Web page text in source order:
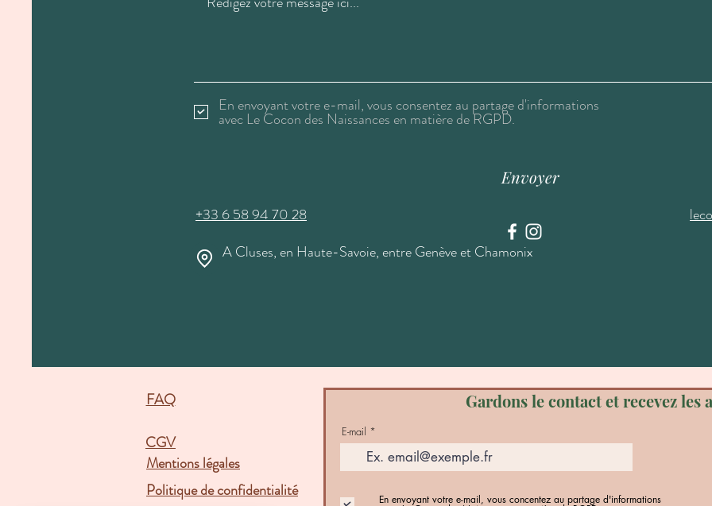
En envoyant votre e-mail, vous consentez au partage d'informations
avec Le Cocon des Naissances en matière de RGPD.
Envoyer
+33 6 58 94 70 28
A Cluses, en Haute-Savoie, entre Genève et Chamonix
FAQ
Mentions légales
CGV
Gardons le contact et recevez les
E-mail
En envoyant votre e-mail, vous concentez au partage d'informations
Politique de confidentialité